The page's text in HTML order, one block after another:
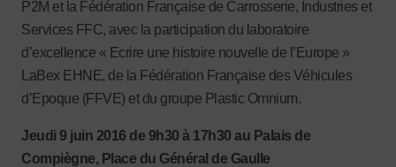
P2M et la Fédération Française de Carrosserie, Industries et
Services FFC, avec la participation du laboratoire
d’excellence « Ecrire une histoire nouvelle de l’Europe »
LaBex EHNE, de la Fédération Française des Véhicules
d’Epoque (FFVE) et du groupe Plastic Omnium.
Jeudi 9 juin 2016 de 9h30 à 17h30 au Palais de
Compiègne, Place du Général de Gaulle